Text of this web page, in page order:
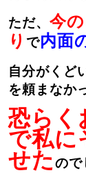
ただ、 今
り で内面
自分がくど
を頼まなか
恐らく
で私に
せた ので